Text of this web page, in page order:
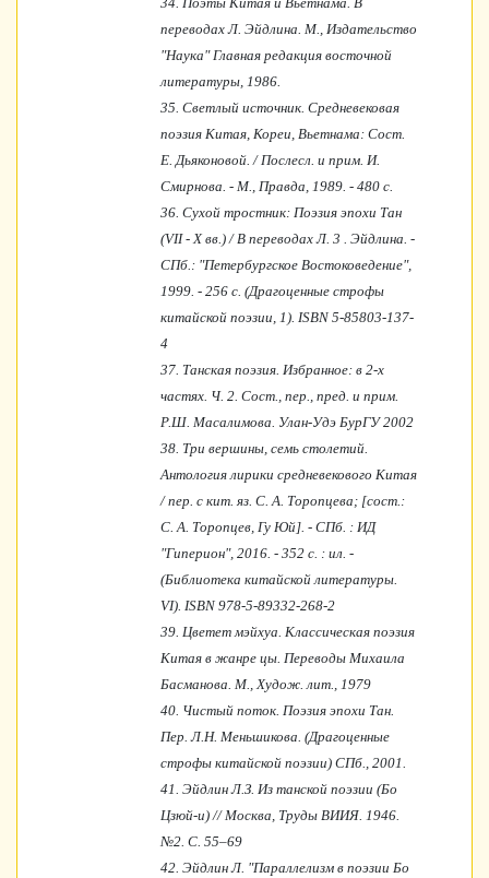
переводах Л. Эйдлина. М., Издательство
"Наука" Главная редакция восточной
литературы, 1986.
35. Светлый источник. Средневековая
поэзия Kитая, Кореи, Вьетнама: Сост.
Е. Дьяконовой. / Послесл. и прим. И.
Смирнова. - М., Правда, 1989. - 480 с.
36. Сухой тростник: Поэзия эпохи Тан
(VII - X вв.) / В переводах Л. 3 . Эйдлина. -
СПб.: "Петербургское Востоковедение",
1999. - 256 с. (Драгоценные строфы
китайской поэзии, 1). ISBN 5-85803-137-
4
37. Танская поэзия. Избранное: в 2-х
частях. Ч. 2. Сост., пер., пред. и прим.
Р.Ш. Масалимова. Улан-Удэ БурГУ 2002
38. Три вершины, семь столетий.
Антология лирики средневекового Китая
/ пер. с кит. яз. С. А. Торопцева; [сост.:
С. А. Торопцев, Гу Юй]. - СПб. : ИД
"Гиперион", 2016. - 352 с. : ил. -
(Библиотека китайской литературы.
VI). ISBN 978-5-89332-268-2
39. Цветет мэйхуа. Классическая поэзия
Китая в жанре цы. Переводы Михаила
Басманова. М., Худож. лит., 1979
40. Чистый поток. Поэзия эпохи Тан.
Пер. Л.Н. Меньшикова. (Драгоценные
строфы китайской поэзии) СПб., 2001.
41. Эйдлин Л.З. Из танской поэзии (Бо
Цзюй-и) // Москва, Труды ВИИЯ. 1946.
№2. С. 55–69
42. Эйдлин Л. "Параллелизм в поэзии Бо